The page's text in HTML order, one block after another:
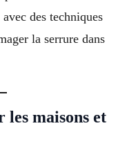
avec des techniques
la serrure dans
les maisons et